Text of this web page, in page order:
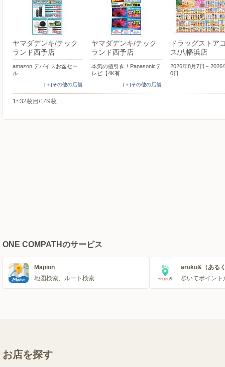
ヤマダデンキ/テック
ランド西予店
amazon デバイスお盆セー
ル
[＋]その他の店舗
ヤマダデンキ/テック
ランド西予店
本気の値引き！Panasonicテ
レビ【4K有…
[＋]その他の店舗
ドラッグストア
ス/八幡浜店
2026年8月7日～2026
0日_
1~32枚目/149枚
ONE COMPATHのサービス
Mapion
地図検索、ルート検索
aruku&（ある
歩いてポイント
お店を探す